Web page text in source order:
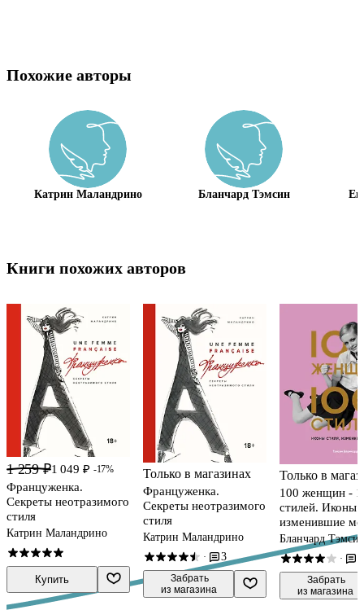
Похожие авторы
Катрин Маландрино Бланчард Тэмсин
Книги похожих авторов
1 259 ₽1 049 ₽ -17%
Француженка.
Секреты неотразимого
стиля
Катрин Маландрино
Купить
Только в магазинах
Француженка.
Секреты неотразимого
стиля
Катрин Маландрино
· 3
Забрать
из магазина
Только в
100 женщин -
стилей. Иконы
изменившие
Бланчард
·
Забрать
из магазина